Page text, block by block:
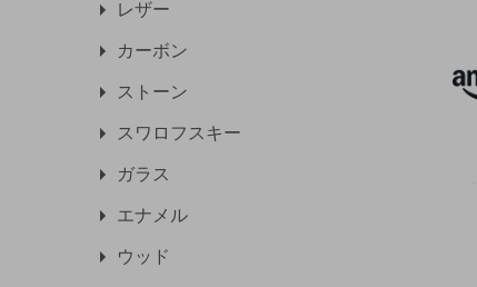
レザー
カーボン
ストーン
スワロフスキー
ガラス
エナメル
ウッド